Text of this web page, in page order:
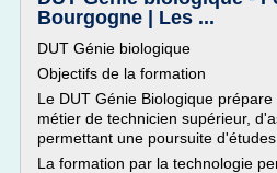
Bourgogne | Les ...
DUT Génie biologique
Objectifs de la formation
Le DUT Génie Biologique
métier de technicien supérieur,
permettant une poursuite
La formation par la technologie